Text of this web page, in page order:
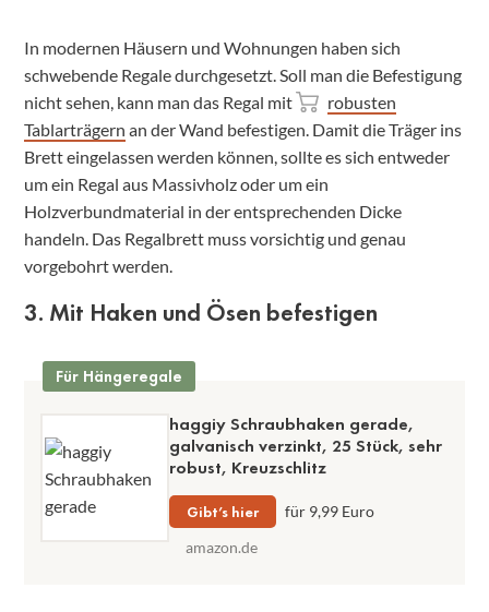
In modernen Häusern und Wohnungen haben sich
schwebende Regale durchgesetzt. Soll man die Befestigung
nicht sehen, kann man das Regal mit
robusten
Tablarträgern an der Wand befestigen. Damit die Träger ins
Brett eingelassen werden können, sollte es sich entweder
um ein Regal aus Massivholz oder um ein
Holzverbundmaterial in der entsprechenden Dicke
handeln. Das Regalbrett muss vorsichtig und genau
vorgebohrt werden.
3. Mit Haken und Ösen befestigen
Für Hängeregale
haggiy Schraubhaken gerade,
galvanisch verzinkt, 25 Stück, sehr
robust, Kreuzschlitz
Gibt’s hier
für 9,99 Euro
amazon.de